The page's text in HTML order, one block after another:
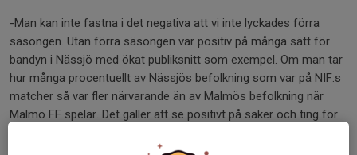
-Man kan inte fastna i det negativa att vi inte lyckades förra
säsongen. Utan förra säsongen var positiv på många sätt för
bandyn i Nässjö med ökat publiksnitt som exempel. Om man tar
hur många procentuellt av Nässjös befolkning som var på NIF:s
matcher så var fler närvarande än av Malmös befolkning när
Malmö FF spelar. Det gäller att se positivt på saker och ting för
Sjöaremossen i elitkvalet så tvättade jag flaggor och snyggade